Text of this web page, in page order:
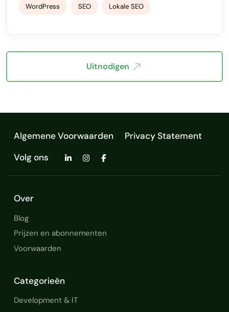
WordPress SEO Lokale SEO
Uitnodigen
Algemene Voorwaarden
Privacy Statement
Volg ons
Over
Blog
Prijzen en abonnementen
Voorwaarden
Categorieën
Development & IT